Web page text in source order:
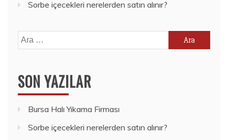
Sorbe içecekleri nerelerden satın alınır?
Arama:
SON YAZILAR
Bursa Halı Yıkama Firması
Sorbe içecekleri nerelerden satın alınır?